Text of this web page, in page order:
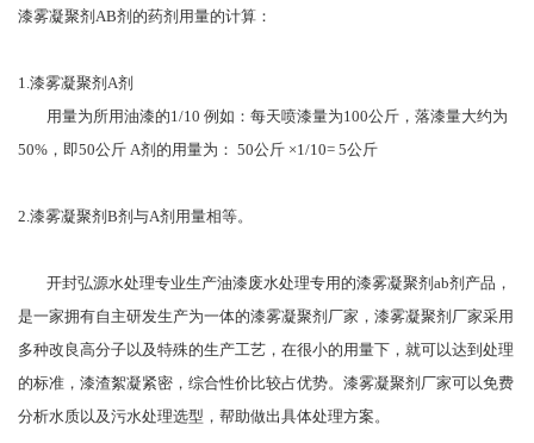
漆雾凝聚剂AB剂的药剂用量的计算：
1.漆雾凝聚剂A剂
用量为所用油漆的1/10 例如：每天喷漆量为100公斤，落漆量大约为
50%，即50公斤 A剂的用量为： 50公斤 ×1/10= 5公斤
2.漆雾凝聚剂B剂与A剂用量相等。
开封弘源水处理专业生产油漆废水处理专用的漆雾凝聚剂ab剂产品，
是一家拥有自主研发生产为一体的漆雾凝聚剂厂家，漆雾凝聚剂厂家采用
多种改良高分子以及特殊的生产工艺，在很小的用量下，就可以达到处理
的标准，漆渣絮凝紧密，综合性价比较占优势。漆雾凝聚剂厂家可以免费
分析水质以及污水处理选型，帮助做出具体处理方案。